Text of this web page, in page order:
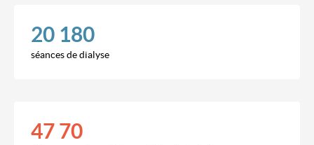
20 180
séances de dialyse
47 70